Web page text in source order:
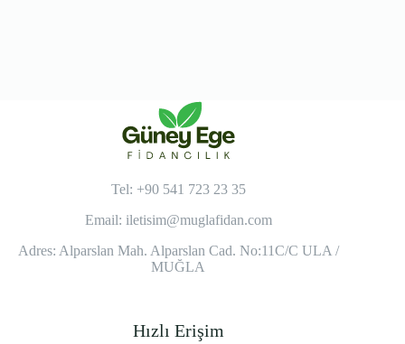
Tel: +90 541 723 23 35
Email: iletisim@muglafidan.com
Adres: Alparslan Mah. Alparslan Cad. No:11C/C ULA /
MUĞLA
Hızlı Erişim